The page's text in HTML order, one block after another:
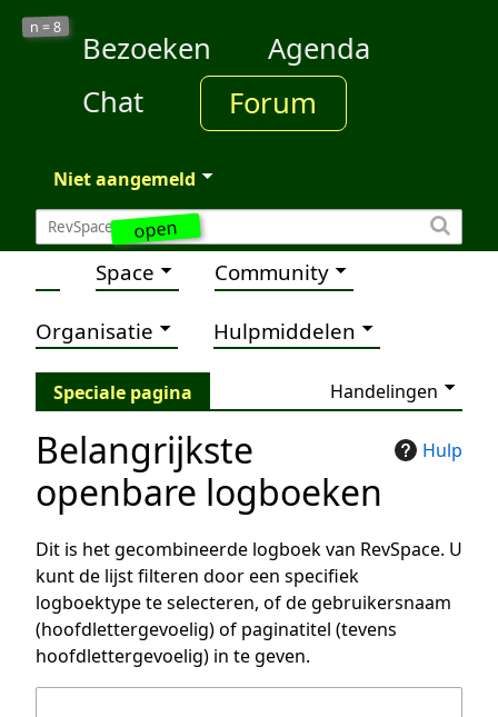
open
n =8
Bezoeken
Agenda
Chat
Forum
Niet aangemeld
Space Community
Organisatie Hulpmiddelen
Speciale pagina Handelingen
Hulp
Belangrijkste
openbare logboeken
Dit is het gecombineerde logboek van RevSpace. U
kunt de lijst filteren door een specifiek
logboektype te selecteren, of de gebruikersnaam
(hoofdlettergevoelig) of paginatitel (tevens
hoofdlettergevoelig) in te geven.